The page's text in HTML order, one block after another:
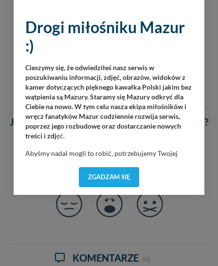
Jak się czujesz po przeczytaniu tego artykułu ?
KOMENTARZE (0)
Drogi miłośniku Mazur
:)
Cieszymy się, że odwiedziłeś nasz serwis w
poszukiwaniu informacji, zdjęć, obrazów, widoków z
kamer dotyczących pięknego kawałka Polski jakim bez
wątpienia są Mazury. Staramy się Mazury odkryć dla
Ciebie na nowo. W tym celu nasza ekipa miłośników i
wręcz fanatyków Mazur codziennie rozwija serwis,
poprzez jego rozbudowę oraz dostarczanie nowych
treści i zdjęć.
Abyśmy nadal mogli to robić, potrzebujemy Twojej
dostosować do Twoich preferencji. Twoje dane (w tym
pliki cookies) będą zapisywane w celu usprawnienia
wyszukania, ulubione miejsca, logowania, itp).
Bezpieczeństwo Twoich danych jest dla nas
informacji uzyskach w naszejPolityce Prywatności
ZGADZAM SIĘ